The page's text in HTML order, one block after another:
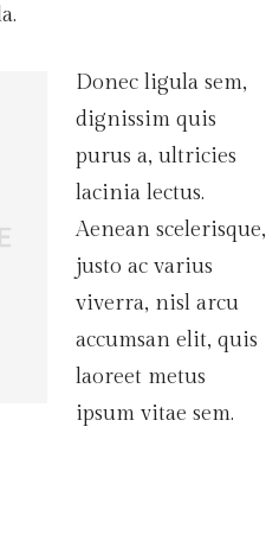
Donec ligula sem,
dignissim quis
purus a, ultricies
lacinia lectus.
Aenean scelerisque,
justo ac varius
viverra, nisl arcu
accumsan elit, quis
laoreet metus
ipsum vitae sem.